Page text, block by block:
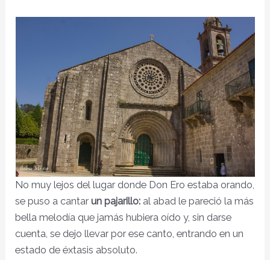
No muy lejos del lugar donde Don Ero estaba orando,
se puso a cantarun pajarillo: al abad le pareció la más
bella melodía que jamás hubiera oído y, sin darse
cuenta, se dejo llevar por ese canto, entrando en un
estado de éxtasis absoluto.